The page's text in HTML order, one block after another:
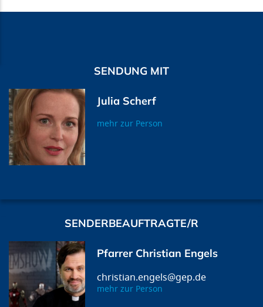
SENDUNG MIT
Julia Scherf
mehr zur Person
SENDERBEAUFTRAGTE/R
Pfarrer Christian Engels
christian.engels@gep.de
mehr zur Person